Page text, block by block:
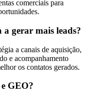
comerciais para
gerar mais leads?
a canais de aquisição,
e acompanhamento
os contatos gerados.
GEO?